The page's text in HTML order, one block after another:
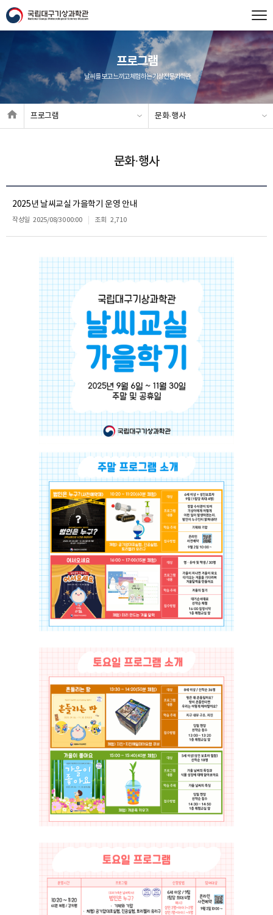
프로그램
날씨를 보고 느끼고 체험하는 기상전문과학관
프로그램 문화·행사
문화·행사
2025년 날씨교실 가을학기 운영 안내
작성일 2025/08/30 00:00 조회 2,710